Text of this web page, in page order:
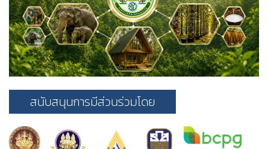
สนับสนุนการมีส่วนร่วมโดย